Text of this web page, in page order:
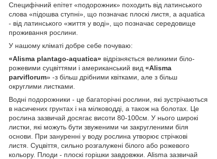
Специфічний епітет «подорожник» походить від латинського
слова «підошва ступні», що позначає плоскі листя, а aquatica
- від латинського «життя у воді», що позначає середовище
проживання рослини.
У нашому кліматі добре себе почуваю:
«Alisma plantago-aquatica» відрізняється великими біло-
рожевими суцвіттями і американський вид «Alisma
parviflorum» -з більш дрібними квітками, але з більш
округлими листками.
Водні подорожники - це багаторічні рослини, які зустрічаються
в насичених грунтах і на мілководді, а також на болотах. Це
рослина зазвичай досягає висоти 80-100см. У нього широкі
листки, які можуть бути звуженими чи закругленими біля
основи. При зануренні у воду рослина утворює стрічкові
листя. Суцвіття, сильно розгалужені білого або рожевого
кольору. Плоди - плоскі горішки завдовжки. Alisma зазвичай